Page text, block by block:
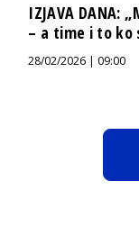
IZJAVA DANA:
– a time i to ko
28/02/2026 | 09:00